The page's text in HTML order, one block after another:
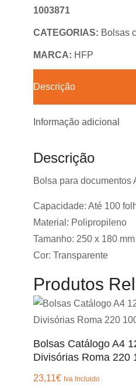
Envelope
Velcro
Plástico
Transp.
1003871
CATEGORIAS: Bolsas
MARCA: HFP
Descrição
Informação adicional
Descrição
Bolsa para documentos
Capacidade: Até 100
Material: Polipropileno
Tamanho: 250 x 180 mm
Cor: Transparente
Produtos
Bolsas Catálogo A4
Divisórias Roma 220
23,11€ Iva Incluido